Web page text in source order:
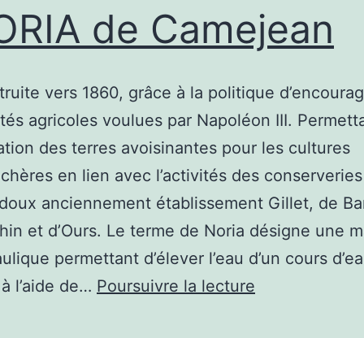
de Camejean
vers 1860, grâce à la politique
agricoles voulues par Napoléon III.
des terres avoisinantes pour les cultures
en lien avec l’activités des
anciennement établissement Gillet, de
et d’Ours. Le terme de Noria désigne une
permettant d’élever l’eau d’un cours
l’aide de… Poursuivre la lecture